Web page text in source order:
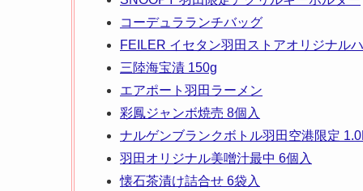
コーデュラランチバッグ
FEILER イセタン羽田ストアオリジナル
三陸海宝漬 150g
エアポート羽田ラーメン
彩鳳ジャンボ焼売 8個入
ナルゲンブランクボトル羽田空港限定
羽田オリジナル美噌汁最中 6個入
懐石茶漬け詰合せ 6袋入